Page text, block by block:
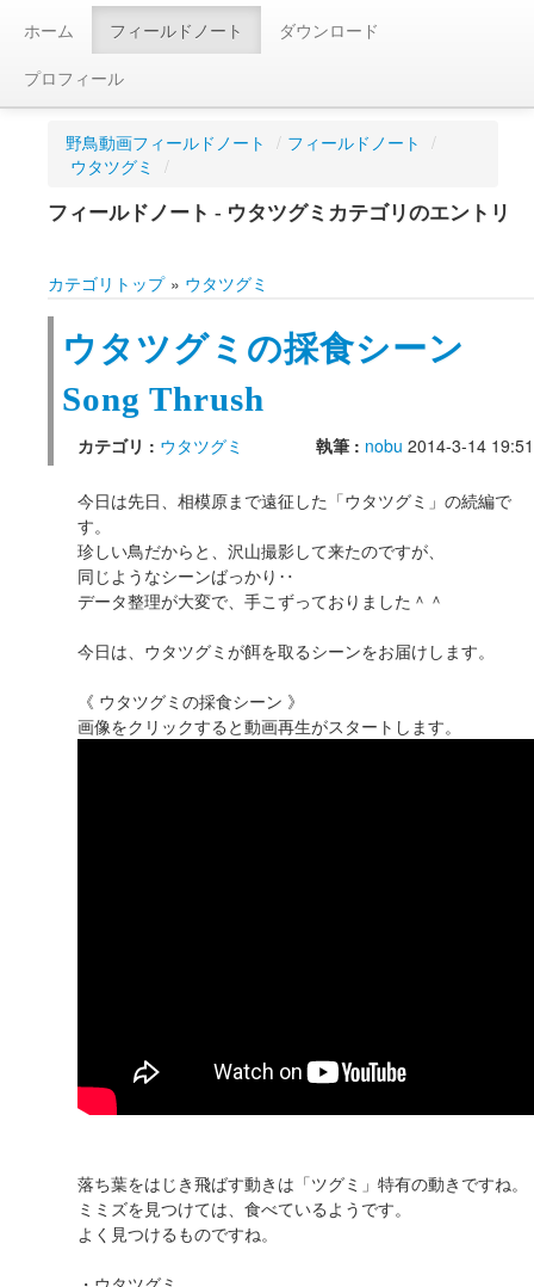
ホーム フィールドノート
ダウンロード
プロフィール
野鳥動画フィールドノート / フィールドノート /
ウタツグミ
/
フィールドノート - ウタツグミカテゴリのエントリ
カテゴリトップ » ウタツグミ
ウタツグミの採食シーン
Song Thrush
カテゴリ : ウタツグミ 執筆 : nobu 2014-3-14 19:51
今日は先日、相模原まで遠征した「ウタツグミ」の続編で
す。
珍しい鳥だからと、沢山撮影して来たのですが、
同じようなシーンばっかり‥
データ整理が大変で、手こずっておりました＾＾
今日は、ウタツグミが餌を取るシーンをお届けします。
《 ウタツグミの採食シーン 》
画像をクリックすると動画再生がスタートします。
落ち葉をはじき飛ばす動きは「ツグミ」特有の動きですね。
ミミズを見つけては、食べているようです。
よく見つけるものですね。